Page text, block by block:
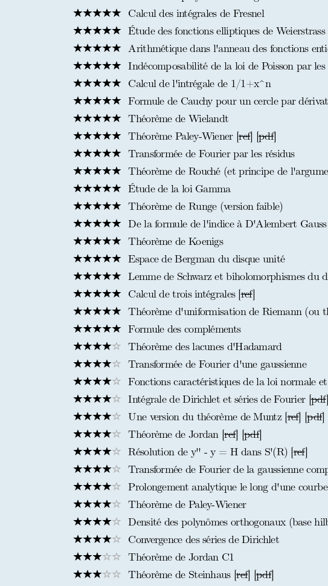
Calcul des intégrales de Fresnel
Étude des fonctions elliptiques de Weierstrass
Arithmétique dans l'anneau des fonctions
Indécomposabilité de la loi de Poisson par les
Calcul de l'intrégale de 1/1+x^n
Formule de Cauchy pour un cercle par
Théorème de Wielandt
Théorème Paley-Wiener [ref] [pdf]
Transformée de Fourier par les résidus
Théorème de Rouché (et principe de
Étude de la loi Gamma
Théorème de Runge (version faible)
De la formule de l'indice à D'Alembert
Théorème de Koenigs
Espace de Bergman du disque unité
Lemme de Schwarz et biholomorphismes du
Calcul de trois intégrales [ref]
Théorème d'uniformisation de Riemann (ou
Formule des compléments
Théorème des lacunes d'Hadamard
Transformée de Fourier d'une gaussienne
Fonctions caractéristiques de la loi normale
Intégrale de Dirichlet et séries de Fourier [pdf]
Une version du théorème de Muntz [ref] [pdf]
Théorème de Jordan [ref] [pdf]
Résolution de y'' - y = H dans S'(R) [ref]
Transformée de Fourier de la gaussienne
Prolongement analytique le long d'une
Théorème de Paley-Wiener
Densité des polynômes orthogonaux (base
Convergence des séries de Dirichlet
Théorème de Jordan C1
Théorème de Steinhaus [ref] [pdf]